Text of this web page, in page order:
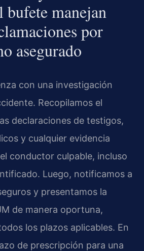
bufete manejan
por
asegurado
con una investigación
Recopilamos el
declaraciones de testigos,
y cualquier evidencia
conductor culpable, incluso
Luego, notificamos a
y presentamos la
de manera oportuna,
los plazos aplicables. En
de prescripción para una